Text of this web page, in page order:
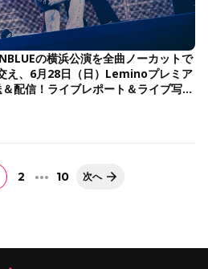
の横浜公演を全曲ノーカットで
え、6月28日（日）Leminoプレミア
配信！ライブレポート＆ライブ写真
2 ••• 10 次へ